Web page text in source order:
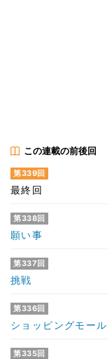
この連載の前後回
第339回
最終回
第338回
願い事
第337回
挑戦
第336回
ショッピングモール
第335回